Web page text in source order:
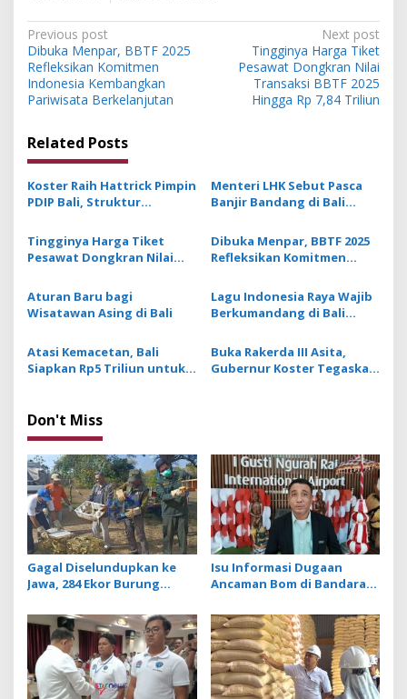
P
o
s
t
n
a
v
i
g
a
t
i
o
n
Previous post
Dibuka Menpar, BBTF 2025
Refleksikan Komitmen
Indonesia Kembangkan
Pariwisata Berkelanjutan
Next post
Tingginya Harga Tiket
Pesawat Dongkran Nilai
Transaksi BBTF 2025
Hingga Rp 7,84 Triliun
Related Posts
Koster Raih Hattrick Pimpin
PDIP Bali, Struktur
Muda dan Penuhi Kuota
Perempuan
Menteri LHK Sebut Pasca
Banjir Bandang di Bali
Ton Sampah
Tingginya Harga Tiket
Pesawat Dongkran Nilai
Rp 7,84 Triliun
Dibuka Menpar, BBTF 2025
Refleksikan Komitmen
Pariwisata Berkelanjutan
Aturan Baru bagi
Wisatawan Asing di Bali
Lagu Indonesia Raya Wajib
Berkumandang di Bali
Atasi Kemacetan, Bali
Siapkan Rp5 Triliun untuk
Buka Rakerda III Asita,
Gubernur Koster Tegaskan
Don't Miss
Gagal Diselundupkan ke
Jawa, 284 Ekor Burung
Dilepasliarkan Cegah
Ancaman Penyakit
Isu Informasi Dugaan
Ancaman Bom di Bandara
Benar, Operasional
Penerbangan Lancar